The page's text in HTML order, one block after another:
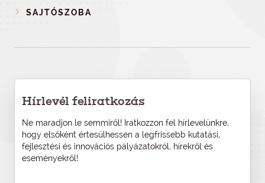
SAJTÓSZOBA
Hírlevél feliratkozás
Ne maradjon le semmiről! Iratkozzon fel hírlevelünkre,
hogy elsőként értesülhessen a legfrissebb kutatási,
fejlesztési és innovációs pályázatokról, hírekről és
eseményekről!